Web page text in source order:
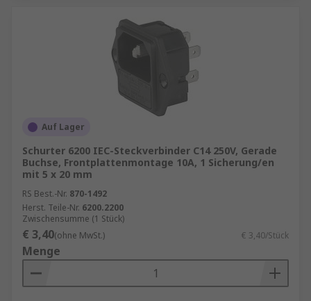
Auf Lager
Schurter 6200 IEC-Steckverbinder C14 250V, Gerade
Buchse, Frontplattenmontage 10A, 1 Sicherung/en
mit 5 x 20 mm
RS Best.-Nr. 870-1492
Herst. Teile-Nr. 6200.2200
Zwischensumme (1 Stück)
€ 3,40(ohne MwSt.) € 3,40/Stück
Menge